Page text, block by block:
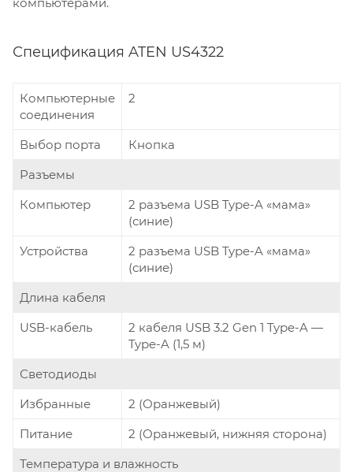
Спецификация ATEN US4322
Компьютерные
соединения
2
Выбор порта
Кнопка
Разъемы
Компьютер
2 разъема USB Type-A «мама»
(синие)
Устройства
2 разъема USB Type-A «мама»
(синие)
Длина кабеля
USB-кабель
2 кабеля USB 3.2 Gen 1 Type-A —
Type-A (1,5 м)
Светодиоды
Избранные
2 (Оранжевый)
Питание
2 (Оранжевый, нижняя сторона)
Температура и влажность